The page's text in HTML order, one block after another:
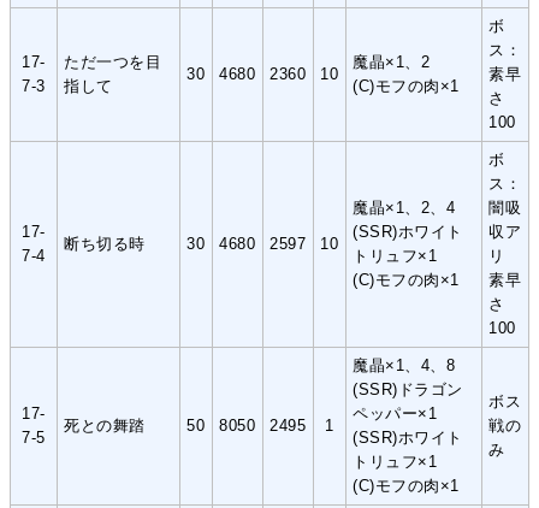
17-
7-3
ただ一つを目
指して
30 4680 2360 10
魔晶×1、2
(C)モフの肉×1
ボ
ス：
素早
さ
100
17-
7-4
断ち切る時 30 4680 2597 10
魔晶×1、2、4
(SSR)ホワイト
トリュフ×1
(C)モフの肉×1
ボ
ス：
闇吸
収ア
リ
素早
さ
100
17-
7-5
死との舞踏 50 8050 2495 1
魔晶×1、4、8
(SSR)ドラゴン
ペッパー×1
(SSR)ホワイト
トリュフ×1
(C)モフの肉×1
ボス
戦の
み